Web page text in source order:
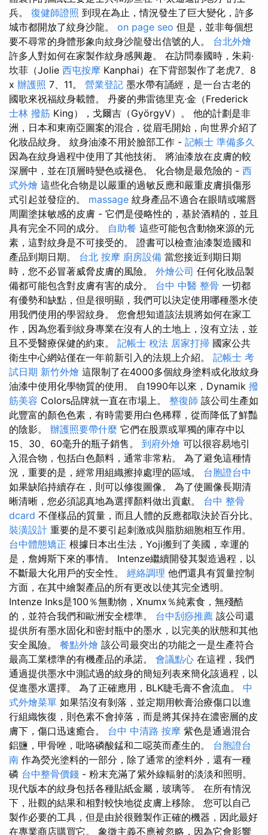
兵。 復健師證照 到現在為止，情況發生了巨大變化，許多
城市都開放了紋身沙龍。 on page seo 但是，並非每個想
要不尋常的身體形象向紋身沙龍發出信號的人。 台北外燴
許多人對如何在家製作紋身感興趣。 在訪問泰國時，朱莉·
坎菲（Jolie 西屯按摩 Kanphai）在下背部製作了老虎7、8
x 辦護照 7、11。 營業登記 墨水帶有誦經，是一台古老的
國歌來祝福紋身載體。 丹麥的弗雷德里克·金（Frederick
士林 撥筋 King），戈爾吉（GyörgyV）。 他的計劃是非
洲，日本和東南亞圖案的混合，從眉毛開始，向世界介紹了
化妝品紋身。 紋身油漆不用於臉部工作 - 記帳士 準備多久
因為在紋身過程中使用了其他技術。 將油漆放在皮膚的較
深層中，並在頂層時變色或褪色。 化合物是最危險的 - 西
式外燴 這些化合物是以嚴重的過敏反應和嚴重皮膚損傷形
式引起並發症的。 massage 紋身產品不適合在眼睛或嘴唇
周圍塗抹敏感的皮膚 - 它們是侵略性的，基於酒精的，並且
具有完全不同的成分。 自助餐 這些可能包含動物來源的元
素，這對紋身是不可接受的。 證書可以檢查油漆製造國和
產品到期日期。 台北 按摩 廚房設備 當您接近到期日期
時，您不必冒著威脅皮膚的風險。 外燴公司 任何化妝品製
備都可能包含對皮膚有害的成分。 台中 中醫 整骨 一切都
有優勢和缺點，但是很明顯，我們可以決定使用哪種墨水使
用我們使用的學習紋身。 您會想知道該法規將如何在家工
作，因為您看到紋身專業在沒有人的土地上，沒有立法，並
且不受醫療保健的約束。 記帳士 稅法 居家打掃 國家公共
衛生中心網站僅在一年前新引入的法規上介紹。 記帳士 考
試日期 新竹外燴 這限制了在4000多個紋身塗料或化妝紋身
油漆中使用化學物質的使用。 自1990年以來，Dynamik 撥
筋美容 Colors品牌就一直在市場上。 整復師 該公司生產如
此豐富的顏色色素，有時需要用白色稀釋，從而降低了鮮豔
的陰影。 辦護照要帶什麼 它們在股票或單獨的庫存中以
15、30、60毫升的瓶子銷售。 到府外燴 可以很容易地引
入混合物，包括白色顏料，通常非常粘。 為了避免這種情
況，重要的是，經常用組織擦掉處理的區域。 台胞證台中
如果缺陷持續存在，則可以修復圖像。 為了使圖像長期清
晰清晰，您必須認真地為選擇顏料做出貢獻。 台中 整骨
dcard 不僅樣品的質量，而且人體的反應都取決於百分比。
裝潢設計 重要的是不要引起刺激或與脂肪細胞相互作用。
台中體態矯正 根據日本出生法，Yoji搬到了美國，幸運的
是，詹姆斯下來的事情。 Intenze繼續開發其製造過程，以
不斷最大化用戶的安全性。 經絡調理 他們還具有質量控制
方面，在其中繪製產品的所有更改以使其完全透明。
Intenze Inks是100％無動物，Xnumx％純素食，無殘酷
的，並符合我們和歐洲安全標準。 台中刮痧推薦 該公司還
提供所有墨水固化和密封瓶中的墨水，以完美的狀態和其他
安全風險。 餐點外燴 該公司最突出的功能之一是生產符合
最高工業標準的有機產品的承諾。 會議點心 在這裡，我們
通過提供墨水中測試過的紋身的簡短列表來簡化該過程，以
促進墨水選擇。 為了正確應用，BLK睫毛膏不會流血。 中
式外燴菜單 如果箔沒有剝落，並定期用軟膏治療傷口以進
行組織恢復，則色素不會掉落，而是將其保持在濃密層的皮
膚下，傷口迅速癒合。 台中 中清路 按摩 紫色是通過混合
鋁鹽，甲骨唑，吡咯磷酸錳和二噁英而產生的。 台胞證台
南 作為熒光塗料的一部分，除了通常的塗料外，還有一種
磷 台中整骨價錢 - 粉末充滿了紫外線輻射的淡淡和照明。
現代版本的紋身包括各種貼紙金屬，玻璃等。 在所有情況
下，壯觀的結果和相對較快地從皮膚上移除。 您可以自己
製作必要的工具，但是由於很難製作正確的機器，因此最好
在專業商店購買它。 象徵主義不應被忽略，因為它會影響